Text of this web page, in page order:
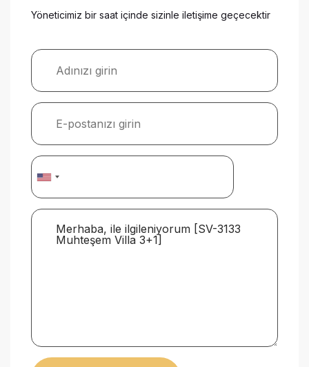
Yöneticimiz bir saat içinde sizinle iletişime geçecektir